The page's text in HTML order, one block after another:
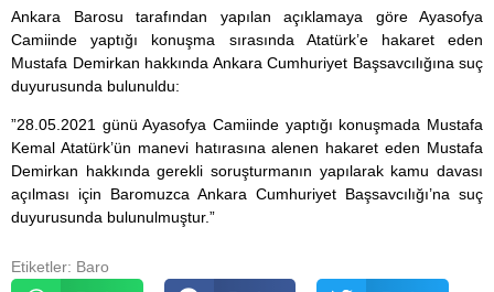
Ankara Barosu tarafından yapılan açıklamaya göre Ayasofya
Camiinde yaptığı konuşma sırasında Atatürk’e hakaret eden
Mustafa Demirkan hakkında Ankara Cumhuriyet Başsavcılığına suç
duyurusunda bulunuldu:
”28.05.2021 günü Ayasofya Camiinde yaptığı konuşmada Mustafa
Kemal Atatürk’ün manevi hatırasına alenen hakaret eden Mustafa
Demirkan hakkında gerekli soruşturmanın yapılarak kamu davası
açılması için Baromuzca Ankara Cumhuriyet Başsavcılığı’na suç
duyurusunda bulunulmuştur.”
Etiketler: Baro